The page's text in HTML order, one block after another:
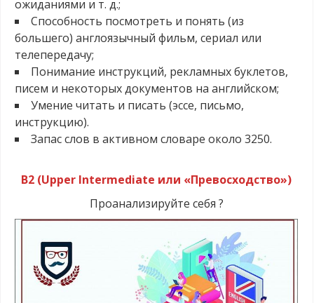
ожиданиями и т. д.;
Способность посмотреть и понять (из
большего) англоязычный фильм, сериал или
телепередачу;
Понимание инструкций, рекламных буклетов,
писем и некоторых документов на английском;
Умение читать и писать (эссе, письмо,
инструкцию).
Запас слов в активном словаре около 3250.
B2 (Upper Intermediate или «Превосходство»)
Проанализируйте себя ?